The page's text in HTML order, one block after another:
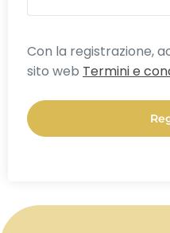
Alternative:
Con la registrazione,
sito web Termini e